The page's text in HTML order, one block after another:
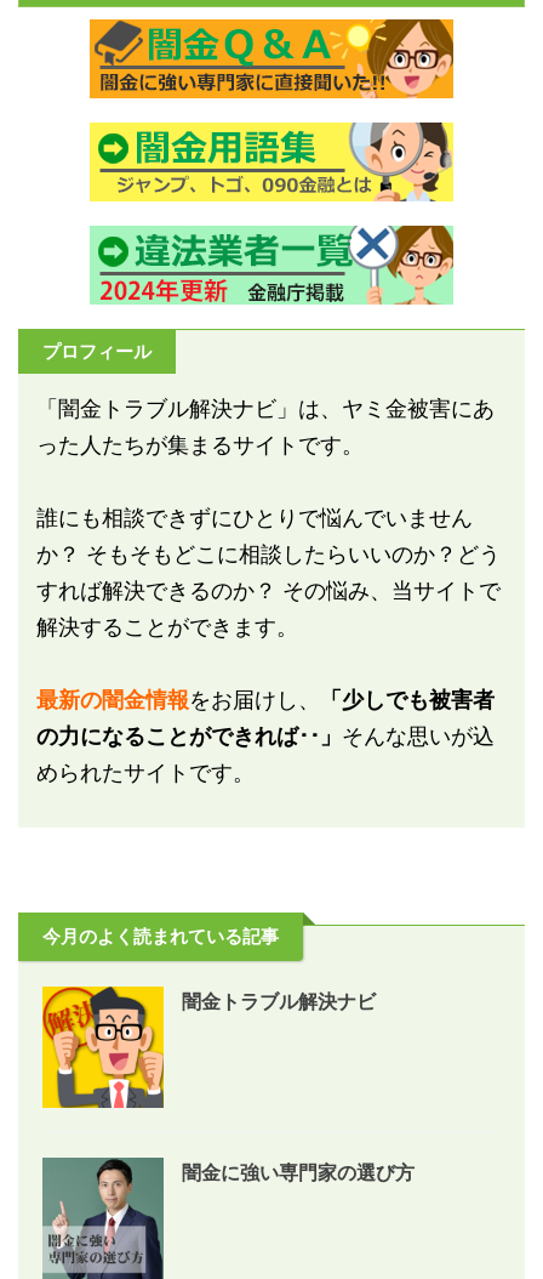
プロフィール
「闇金トラブル解決ナビ」は、ヤミ金被害にあ
った人たちが集まるサイトです。
誰にも相談できずにひとりで悩んでいません
か？ そもそもどこに相談したらいいのか？どう
すれば解決できるのか？ その悩み、当サイトで
解決することができます。
最新の闇金情報をお届けし、
「少しでも被害者
の力になることができれば･･」 そんな思いが込
められたサイトです。
今月のよく読まれている記事
闇金トラブル解決ナビ
闇金に強い専門家の選び方